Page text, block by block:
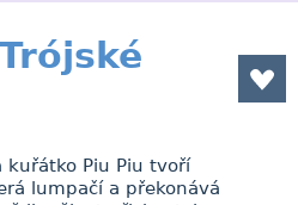
kuřátko Piu Piu tvoří
lumpačí a překonává